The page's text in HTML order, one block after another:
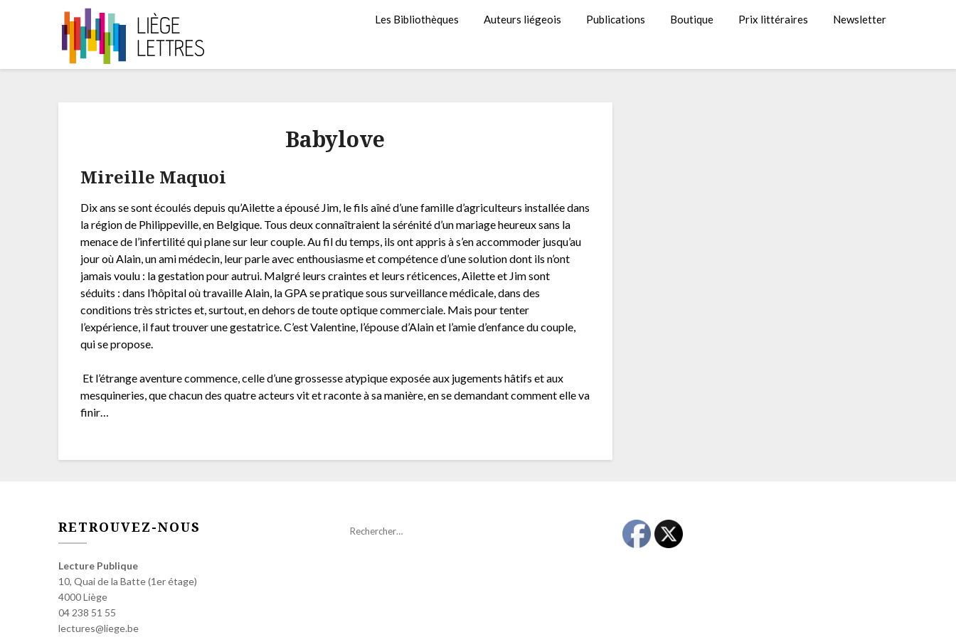
Les Bibliothèques Auteurs liégeois Publications Boutique Prix littéraires Newsletter
Babylove
Mireille Maquoi
Dix ans se sont écoulés depuis qu’Ailette a épousé Jim, le fils aîné d’une famille d’agriculteurs installée dans
la région de Philippeville, en Belgique. Tous deux connaîtraient la sérénité d’un mariage heureux sans la
menace de l’infertilité qui plane sur leur couple. Au fil du temps, ils ont appris à s’en accommoder jusqu’au
jour où Alain, un ami médecin, leur parle avec enthousiasme et compétence d’une solution dont ils n’ont
jamais voulu : la gestation pour autrui. Malgré leurs craintes et leurs réticences, Ailette et Jim sont
séduits : dans l’hôpital où travaille Alain, la GPA se pratique sous surveillance médicale, dans des
conditions très strictes et, surtout, en dehors de toute optique commerciale. Mais pour tenter
l’expérience, il faut trouver une gestatrice. C’est Valentine, l’épouse d’Alain et l’amie d’enfance du couple,
qui se propose.
Et l’étrange aventure commence, celle d’une grossesse atypique exposée aux jugements hâtifs et aux
mesquineries, que chacun des quatre acteurs vit et raconte à sa manière, en se demandant comment elle va
finir…
RETROUVEZ-NOUS
Lecture Publique
10, Quai de la Batte (1er étage)
4000 Liège
04 238 51 55
lectures@liege.be